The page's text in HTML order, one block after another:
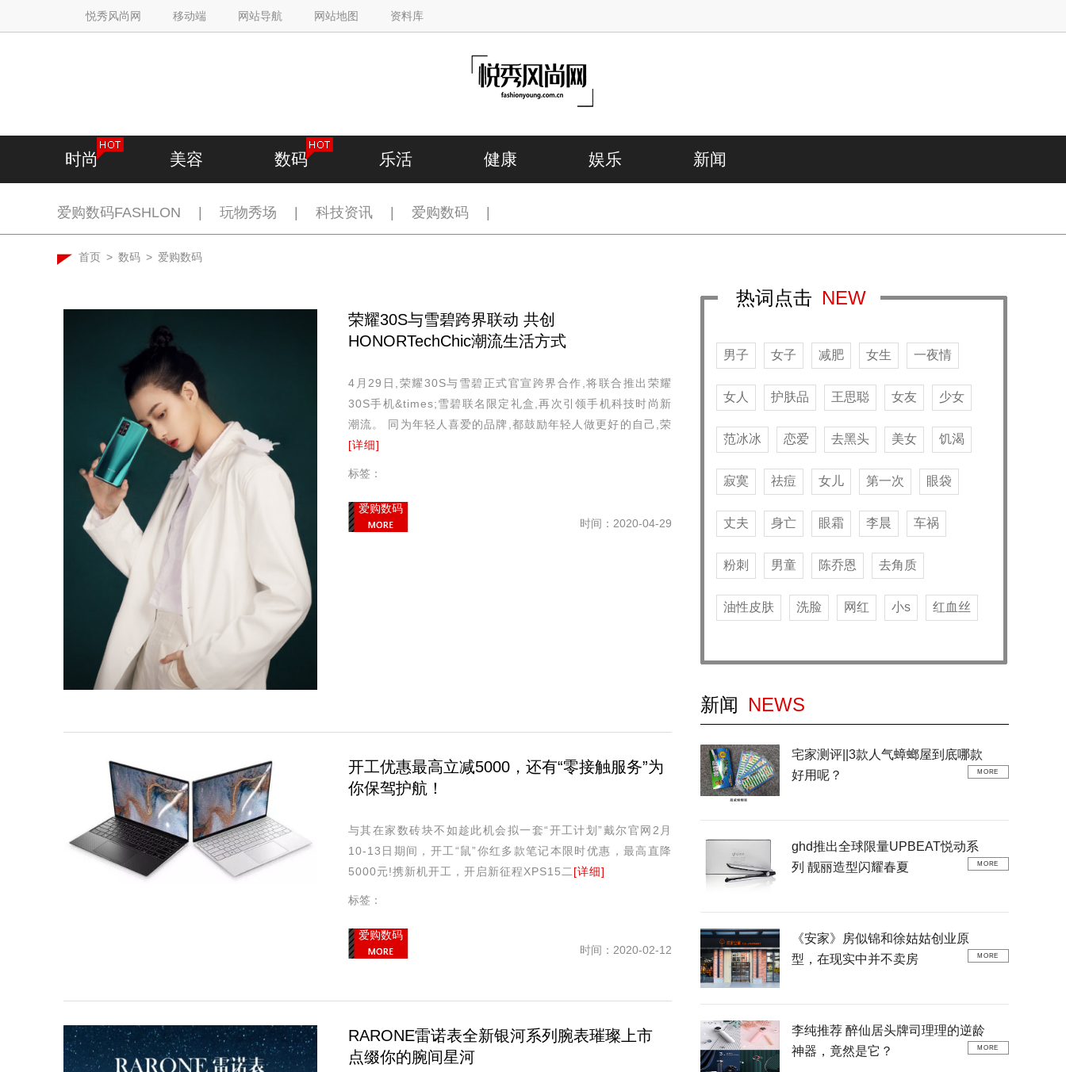
悦秀风尚网 移动端 网站导航 网站地图 资料库
时尚 美容 数码 乐活 健康 娱乐 新闻
爱购数码FASHLON 玩物秀场 科技资讯 爱购数码
首页 > 数码 > 爱购数码
荣耀30S与雪碧跨界联动 共创
HONORTechChic潮流生活方式
4月29日,荣耀30S与雪碧正式官宣跨界合作,将联合推出荣耀
30S手机&times;雪碧联名限定礼盒,再次引领手机科技时尚新
潮流。 同为年轻人喜爱的品牌,都鼓励年轻人做更好的自己,荣
[详细]
标签：
爱购数码
时间：2020-04-29
开工优惠最高立减5000，还有“零接触服务”为
你保驾护航！
与其在家数砖块不如趁此机会拟一套“开工计划”戴尔官网2月
10-13日期间，开工“鼠”你红多款笔记本限时优惠，最高直降
5000元!携新机开工，开启新征程XPS15二 [详细]
标签：
爱购数码
时间：2020-02-12
RARONE雷诺表全新银河系列腕表璀璨上市
点缀你的腕间星河
热词点击 NEW
男子 女子 减肥 女生 一夜情
女人 护肤品 王思聪 女友 少女
范冰冰 恋爱 去黑头 美女 饥渴
寂寞 祛痘 女儿 第一次 眼袋
丈夫 身亡 眼霜 李晨 车祸
粉刺 男童 陈乔恩 去角质
油性皮肤 洗脸 网红 小s 红血丝
新闻 NEWS
宅家测评||3款人气蟑螂屋到底哪款
好用呢？
MORE
ghd推出全球限量UPBEAT悦动系
列 靓丽造型闪耀春夏
MORE
《安家》房似锦和徐姑姑创业原
型，在现实中并不卖房
MORE
李纯推荐 醉仙居头牌司理理的逆龄
神器，竟然是它？
MORE